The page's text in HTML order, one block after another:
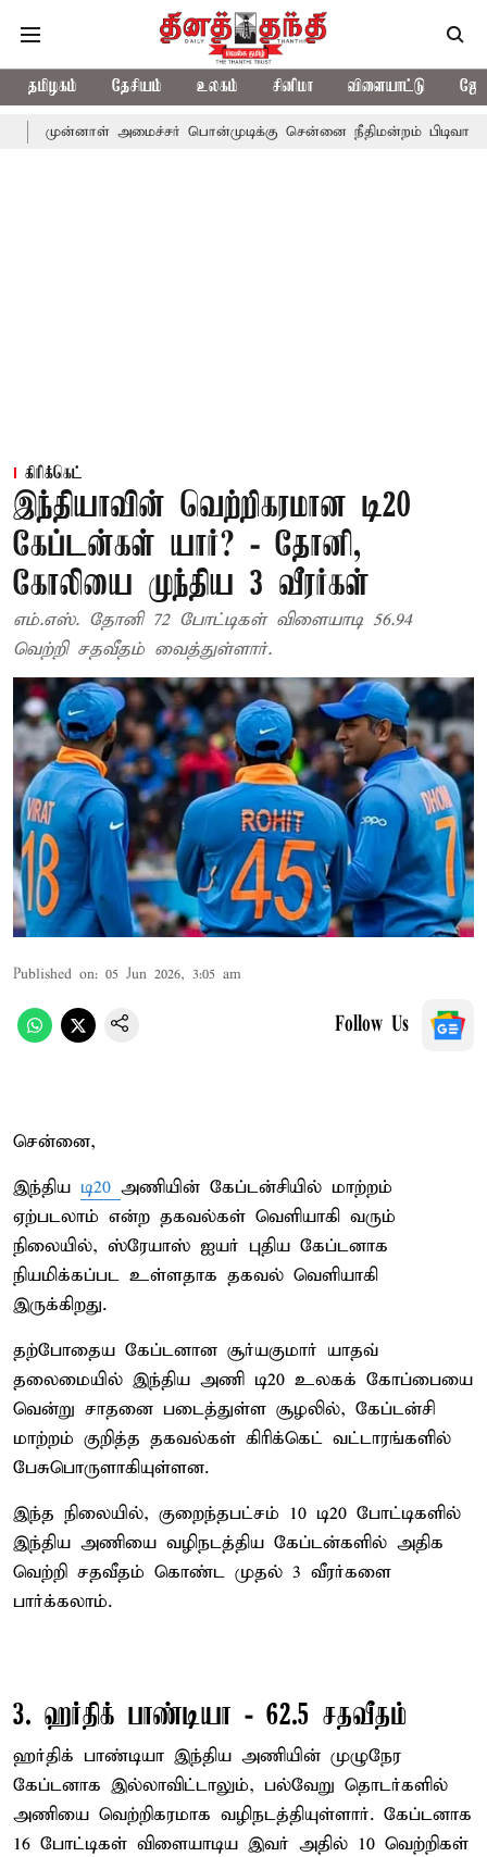
தமிழகம் தேசியம் உலகம் சினிமா விளையாட்டு
அமைச்சர் பொன்முடிக்கு சென்னை நீதிமன்றம் பிடிவாராண்ட்
கிரிக்கெட்
இந்தியாவின் வெற்றிகரமான டி20
கேப்டன்கள் யார்? - தோனி,
கோலியை முந்திய 3 வீரர்கள்
எம்.எஸ். தோனி 72 போட்டிகள் விளையாடி 56.94
வெற்றி சதவீதம் வைத்துள்ளார்.
Published on: 05 Jun 2026, 3:05 am
Follow Us
சென்னை,
இந்திய டி20 அணியின் கேப்டன்சியில் மாற்றம்
ஏற்படலாம் என்ற தகவல்கள் வெளியாகி வரும்
நிலையில், ஸ்ரேயாஸ் ஐயர் புதிய கேப்டனாக
நியமிக்கப்பட உள்ளதாக தகவல் வெளியாகி
இருக்கிறது.
தற்போதைய கேப்டனான சூர்யகுமார் யாதவ்
தலைமையில் இந்திய அணி டி20 உலகக் கோப்பையை
வென்று சாதனை படைத்துள்ள சூழலில், கேப்டன்சி
மாற்றம் குறித்த தகவல்கள் கிரிக்கெட் வட்டாரங்களில்
பேசுபொருளாகியுள்ளன.
இந்த நிலையில், குறைந்தபட்சம் 10 டி20 போட்டிகளில்
இந்திய அணியை வழிநடத்திய கேப்டன்களில் அதிக
வெற்றி சதவீதம் கொண்ட முதல் 3 வீரர்களை
பார்க்கலாம்.
3. ஹர்திக் பாண்டியா - 62.5 சதவீதம்
ஹர்திக் பாண்டியா இந்திய அணியின் முழுநேர
கேப்டனாக இல்லாவிட்டாலும், பல்வேறு தொடர்களில்
அணியை வெற்றிகரமாக வழிநடத்தியுள்ளார். கேப்டனாக
16 போட்டிகள் விளையாடிய இவர் அதில் 10 வெற்றிகள்